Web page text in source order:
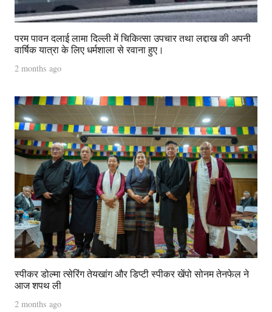
परम पावन दलाई लामा दिल्ली में चिकित्सा उपचार तथा लद्दाख की अपनी
वार्षिक यात्रा के लिए धर्मशाला से रवाना हुए।
2 months ago
स्पीकर डोल्मा त्सेरिंग तेयखांग और डिप्टी स्पीकर खेंपो सोनम तेनफेल ने
आज शपथ ली
2 months ago